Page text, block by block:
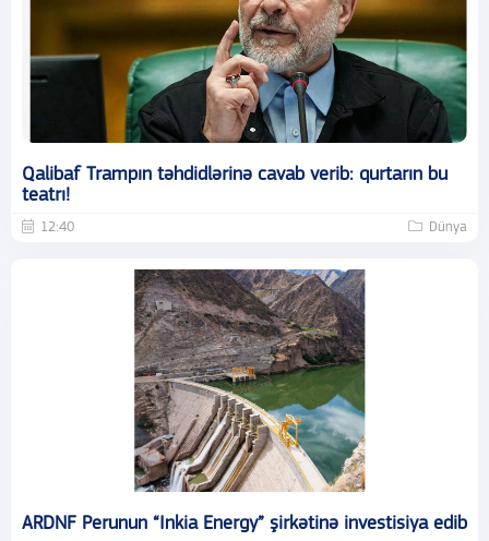
Qalibaf Trampın təhdidlərinə cavab verib: qurtarın bu
teatrı!
12:40 Dünya
ARDNF Perunun “Inkia Energy” şirkətinə investisiya edib